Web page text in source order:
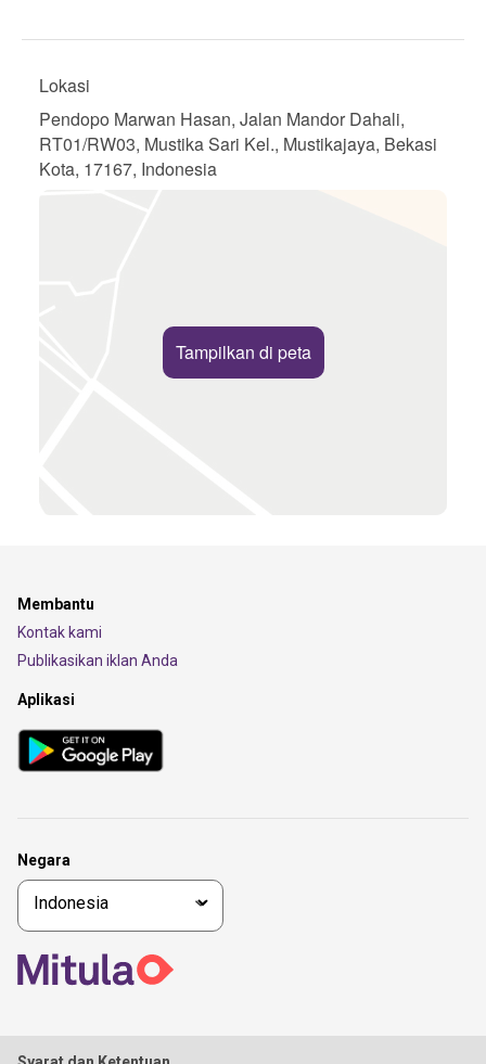
Lokasi
Pendopo Marwan Hasan, Jalan Mandor Dahali,
RT01/RW03, Mustika Sari Kel., Mustikajaya, Bekasi
Kota, 17167, Indonesia
Tampilkan di peta
Membantu
Kontak kami
Publikasikan iklan Anda
Aplikasi
Negara